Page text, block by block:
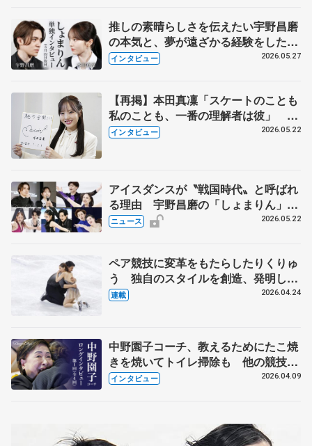
推しの素晴らしさを伝えたい宇野昌磨
の本気と、夢が遠ざかる経験をした本
田真凜の覚悟
インタビュー 2026.05.27
【再掲】本田真凜「スケートのことも
私のことも、一番の理解者は彼」 引
退時の単独インタビューで語った競技
インタビュー 2026.05.22
アイスダンスが〝戦国時代〟と呼ばれ
る理由 宇野昌磨の「しょまりん」ら
実力者が相次いで参戦 国内の競争激
ニュース 2026.05.22
ペア競技に変革をもたらしたりくりゅ
う 独自のスタイルを創造、発明した
【引退発表後②】
連載 2026.04.24
中野園子コーチ、教えるためにたこ焼
きを焼いてトイレ掃除も 他の競技に
も通用するという坂本花織の筋肉
インタビュー 2026.04.09